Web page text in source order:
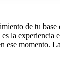
de tu
la